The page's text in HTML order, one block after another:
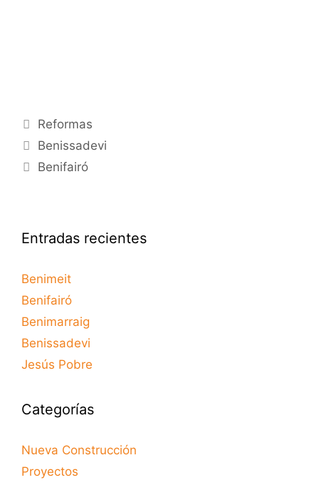
Reformas
Benissadevi
Benifairó
Entradas recientes
Benimeit
Benifairó
Benimarraig
Benissadevi
Jesús Pobre
Categorías
Nueva Construcción
Proyectos